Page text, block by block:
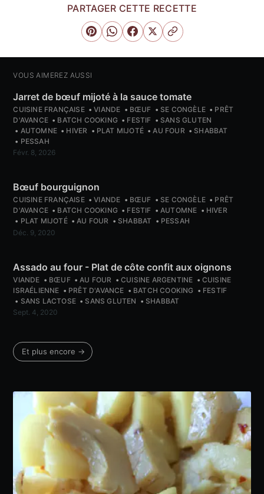
PARTAGER CETTE RECETTE
VOUS AIMEREZ AUSSI
Jarret de bœuf mijoté à la sauce tomate
CUISINE FRANÇAISE VIANDE BŒUF SE CONGÈLE
PRÊT
D'AVANCE
BATCH COOKING FESTIF
SANS GLUTEN
AUTOMNE
HIVER PLAT MIJOTÉ AU FOUR
SHABBAT
PESSAH
Févr. 8, 2026
Bœuf bourguignon
CUISINE FRANÇAISE VIANDE BŒUF SE CONGÈLE
PRÊT
D'AVANCE
BATCH COOKING FESTIF AUTOMNE
HIVER
PLAT MIJOTÉ
AU FOUR SHABBAT
PESSAH
Déc. 9, 2020
Assado au four - Plat de côte confit aux oignons
VIANDE BŒUF AU FOUR CUISINE ARGENTINE
CUISINE
ISRAÉLIENNE
PRÊT D'AVANCE BATCH COOKING
FESTIF
SANS LACTOSE
SANS GLUTEN
SHABBAT
Sept. 4, 2020
Et plus encore →